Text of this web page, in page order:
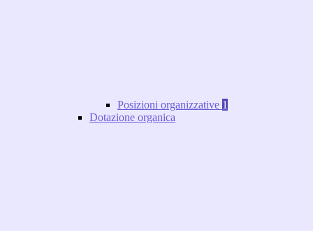
Posizioni organizzative 1
Dotazione organica